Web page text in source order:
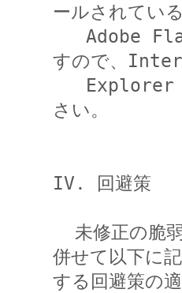
ールされてい
すので、
さい。
IV. 回避策
併せて以下に
する回避策の